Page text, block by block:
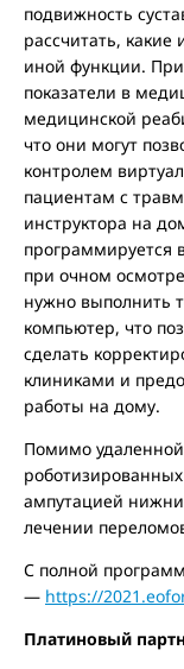
подвижность
рассчитать,
иной функции.
показатели в
медицинской
что они могут
контролем
пациентам с
инструктора на
программируется
при очном
нужно выполнить
компьютер, что
сделать
клиниками и
работы на дому.
Помимо
ампутацией
лечении
С полной
— https://
Платиновый